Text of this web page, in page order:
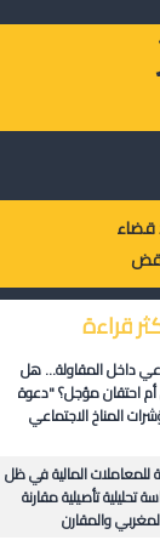
قضاء
قراءة
داخل المقاولة... هل
احتقان مؤجل؟ "دعوة
المناخ الاجتماعي
للمعاملات المالية في ظل
تحليلية تأصيلية مقارنة
والمقارن